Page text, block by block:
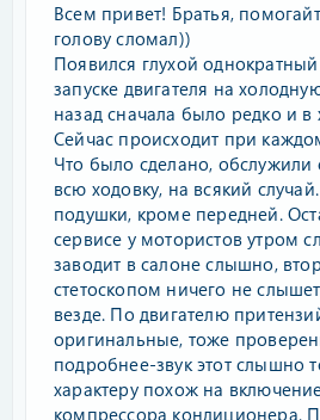
Всем привет! Братья,
голову сломал))
Появился глухой
запуске двигателя на
назад сначала было редко и
Сейчас происходит при
Что было сделано, обслужили
всю ходовку, на всякий
подушки, кроме передней.
сервисе у мотористов утром
заводит в салоне слышно,
стетоскопом ничего не
везде. По двигателю
оригинальные, тоже
подробнее-звук этот слышно
характеру похож на
компрессора кондиционера.